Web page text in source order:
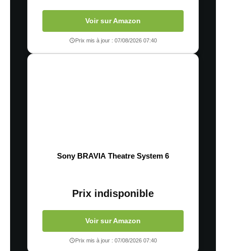
Voir sur Amazon
Prix mis à jour : 07/08/2026 07:40
Sony BRAVIA Theatre System 6
Prix indisponible
Voir sur Amazon
Prix mis à jour : 07/08/2026 07:40